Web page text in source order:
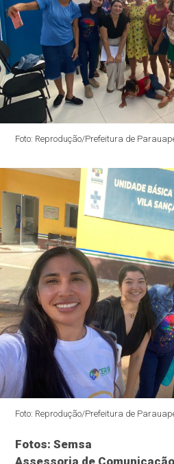
Foto: Reprodução/Prefeitura de
Foto: Reprodução/Prefeitura de
Fotos: Semsa